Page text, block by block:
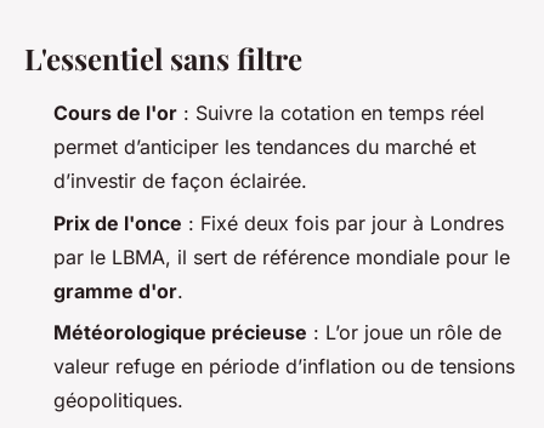
Comprendre l'évolution des
prix de l'or grâce à notre
analyse
08/04/2026 17:37
L'essentiel sans filtre
Cours de l'or : Suivre la cotation en temps réel
permet d’anticiper les tendances du marché et
d’investir de façon éclairée.
Prix de l'once : Fixé deux fois par jour à Londres
par le LBMA, il sert de référence mondiale pour le
gramme d'or.
Météorologique précieuse : L’or joue un rôle de
valeur refuge en période d’inflation ou de tensions
géopolitiques.